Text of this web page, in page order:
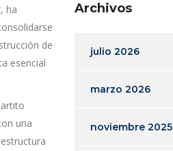
ha
de
esencial
una
Archivos
julio 2026
marzo 2026
noviembre 2025